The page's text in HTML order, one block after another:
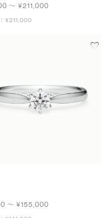
〜 ¥211,000
¥211,000
〜 ¥155,000